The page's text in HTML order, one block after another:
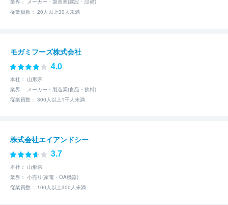
業界： メーカー・製造業(建設・設備)
従業員数： 20人以上30人未満
モガミフーズ株式会社
4.0
本社： 山形県
業界： メーカー・製造業(食品・飲料)
従業員数： 300人以上1千人未満
株式会社エイアンドシー
3.7
本社： 山形県
業界： 小売り(家電・OA機器)
従業員数： 100人以上300人未満